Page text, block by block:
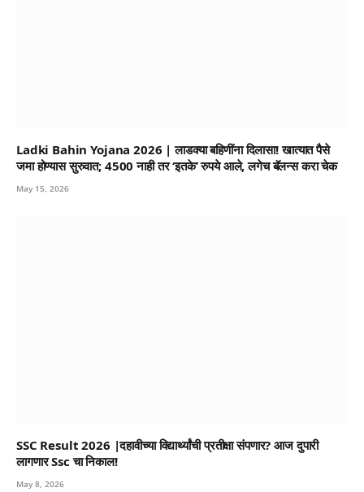
Ladki Bahin Yojana 2026 | लाडक्या बहिणींना दिलासा! खात्यात पैसे
जमा होण्यास सुरुवात; 4500 नाही तर ‘इतके’ रुपये आले, लगेच बॅलन्स करा चेक
May 15, 2026
SSC Result 2026 |दहावीच्या विद्यार्थ्यांची प्रतीक्षा संपणार? आज दुपारी
लागणार Ssc चा निकाल!
May 8, 2026